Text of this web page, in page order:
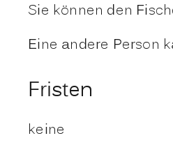
Sie können den
Eine andere Person
Fristen
keine